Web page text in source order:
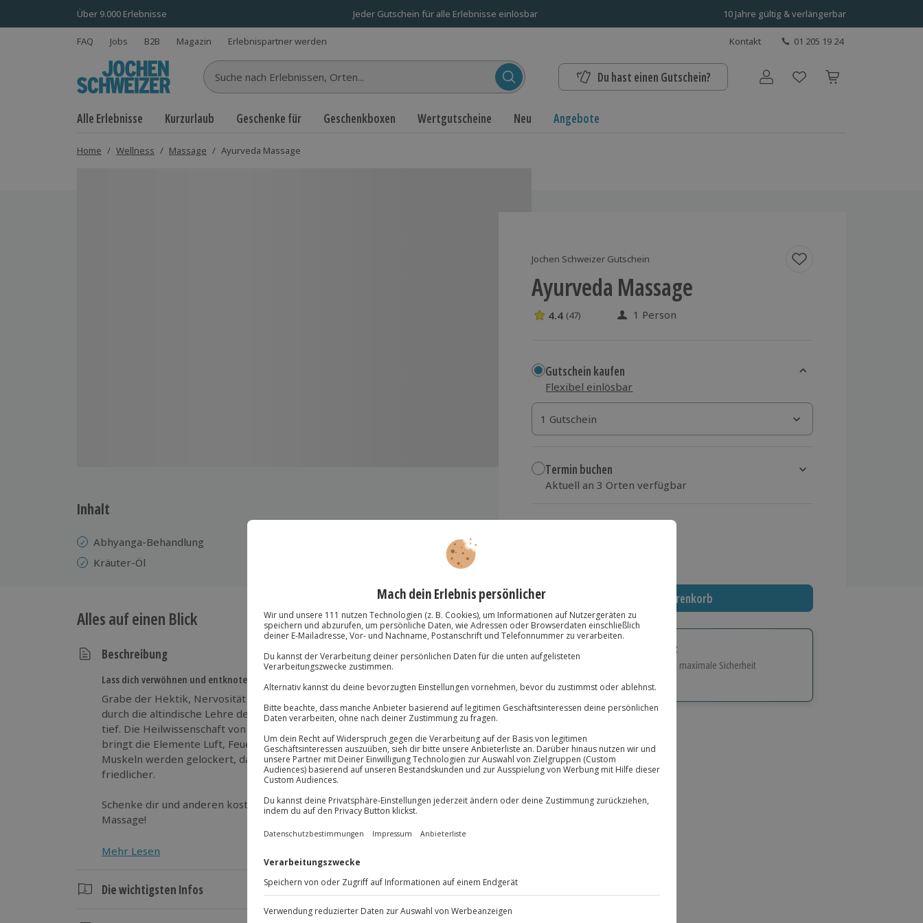
Über 9.000 Erlebnisse Jeder Gutschein für alle Erlebnisse einlösbar 10 Jahre gültig & verlängerbar
FAQ Jobs B2B Magazin Erlebnispartner werden Kontakt 01 205 19 24
Suche nach Erlebnissen... Du hast einen Gutschein? Benutzerkonto
Alle Erlebnisse Kurzurlaub Geschenke für Geschenkboxen Wertgutscheine Neu Angebote
Home / Wellness / Massage / Ayurveda Massage
Jochen Schweizer Gutschein
Ayurveda Massage
4.4 Sterne von 5 aus 47 Bewertungen
4.4 (47) 1 Person
Gutschein kaufen
Flexibel einlösbar
1 Gutschein
1 Gutschein
1 Gutschein
Termin buchen
Aktuell an 3 Orten verfügbar
In den Warenkorb
Immer das richtige Geschenk:
Große Auswahl, volle Flexibilität und maximale Sicherheit
Über 9.000 Erlebnisse.
Jeder Gutschein für alle Erlebnisse einlösbar.
Maximale Sicherheit
10 Jahre gültig & verlängerbar.
Inhalt
Abhyanga-Behandlung
Kräuter-Öl
Alles auf einen Blick
Beschreibung
Lass dich verwöhnen und entknoten – körperlich und geistig!
Grabe der Hektik, Nervosität und Anspannung des Alltags das Wasser ab –
durch die altindische Lehre des Ayurveda. Hier entspannst du tief, ganz
tief. Die Heilwissenschaft von "Ayus" und "Veda", also "Leben" und "Wissen",
bringt die Elemente Luft, Feuer, Wasser und Erde in Einklang. Deine
Muskeln werden gelockert, das Immunsystem gestärkt und die Seele
friedlicher.
Schenke dir und anderen kostbare Entspannung – mit einer Ayurveda
Massage!
Mehr Lesen
Die wichtigsten Infos